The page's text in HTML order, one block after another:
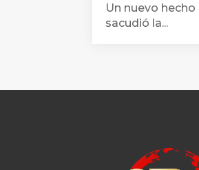
Un nuevo
sacudió la...